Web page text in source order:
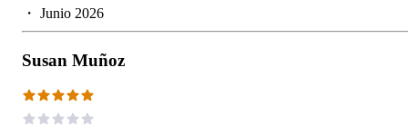
・ Junio 2026
Susan Muñoz